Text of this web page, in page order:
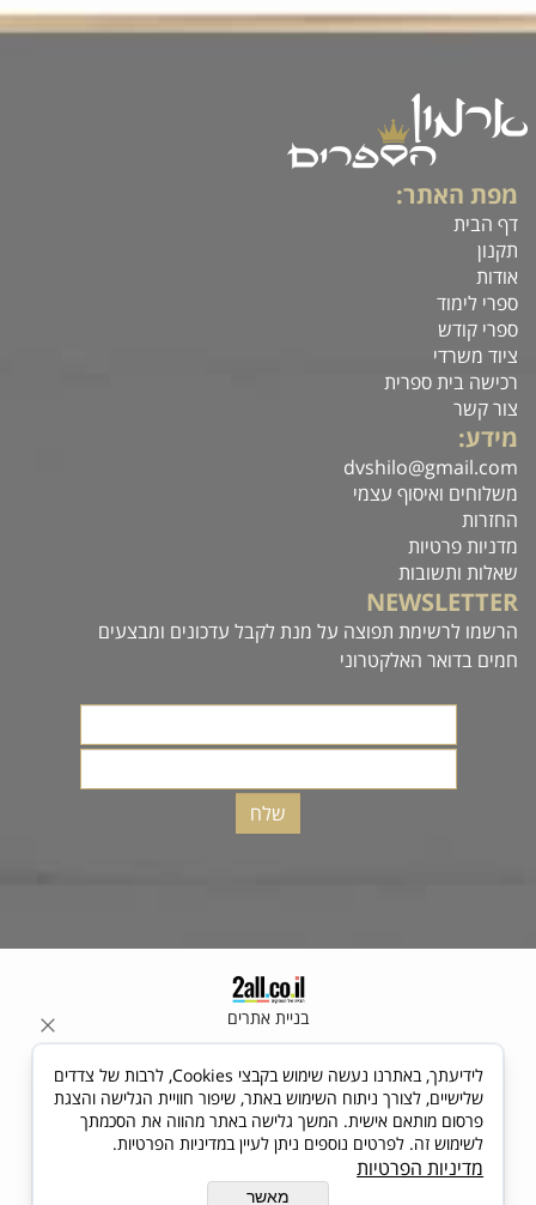
מפת האתר:
דף הבית
תקנון
אודות
ספרי לימוד
ספרי קודש
ציוד משרדי
רכישה בית ספרית
צור קשר
מידע:
dvshilo@gmail.com
משלוחים ואיסוף עצמי
החזרות
מדניות פרטיות
שאלות ותשובות
NEWSLETTER
הרשמו לרשימת תפוצה על מנת לקבל עדכונים ומבצעים
חמים בדואר האלקטרוני
בניית אתרים
לידיעתך, באתרנו נעשה שימוש בקבצי Cookies, לרבות של צדדים
שלישיים, לצורך ניתוח השימוש באתר, שיפור חוויית הגלישה והצגת
פרסום מותאם אישית. המשך גלישה באתר מהווה את הסכמתך
לשימוש זה. לפרטים נוספים ניתן לעיין במדיניות הפרטיות.
מדיניות הפרטיות
מאשר